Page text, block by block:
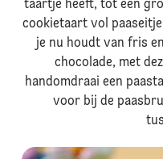
taartje heeft, tot een
cookietaart vol
je nu houdt van fris
chocolade, met
handomdraai een
voor bij de